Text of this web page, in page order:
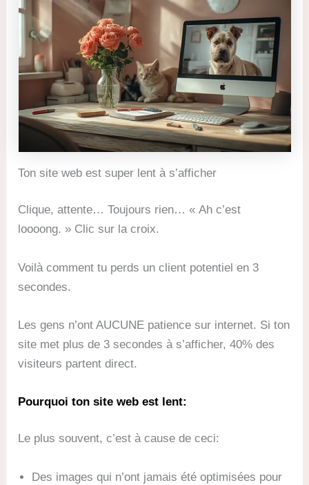
Ton site web est super lent à s’afficher
Clique, attente… Toujours rien… « Ah c’est
loooong. » Clic sur la croix.
Voilà comment tu perds un client potentiel en 3
secondes.
Les gens n’ont AUCUNE patience sur internet. Si ton
site met plus de 3 secondes à s’afficher, 40% des
visiteurs partent direct.
Pourquoi ton site web est lent:
Le plus souvent, c’est à cause de ceci:
Des images qui n’ont jamais été optimisées pour